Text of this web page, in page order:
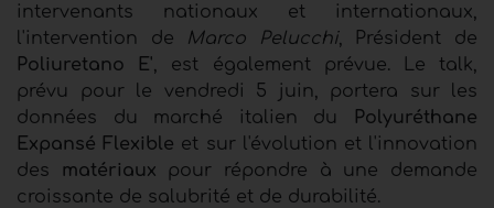
intervenants nationaux et internationaux,
l'intervention de Marco Pelucchi, Président de
Poliuretano E', est également prévue. Le talk,
prévu pour le vendredi 5 juin, portera sur les
données du marché italien du
Polyuréthane
Expansé Flexible et sur l'évolution et l'innovation
des matériaux pour répondre à une demande
croissante de salubrité et de durabilité.